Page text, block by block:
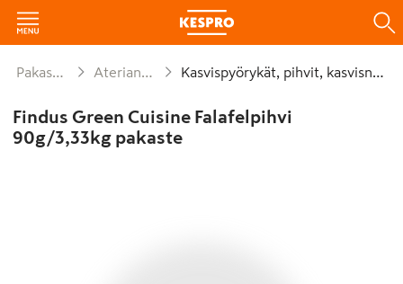
Pakasteet Aterianosat Kasvispyörykät, pihvit, kasvisnakit
Findus Green Cuisine Falafelpihvi
90g/3,33kg pakaste